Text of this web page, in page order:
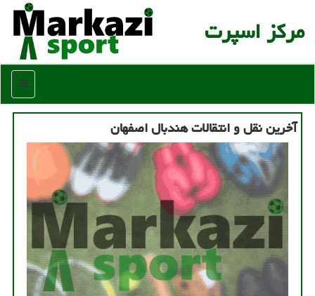
مركز اسپرت
منو
آخرین نقل و انتقالات هندبال اصفهان